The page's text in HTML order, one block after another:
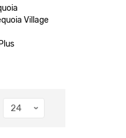
Village